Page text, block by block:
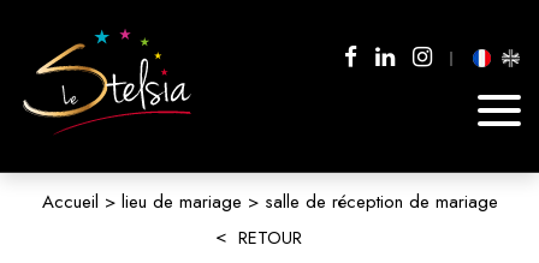
Accueil lieu de mariage salle de réception de mariage
RETOUR